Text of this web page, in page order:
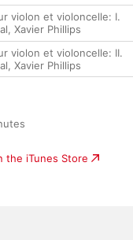
violon et violoncelle: I.
, Xavier Phillips
violon et violoncelle: II.
, Xavier Phillips
the iTunes Store